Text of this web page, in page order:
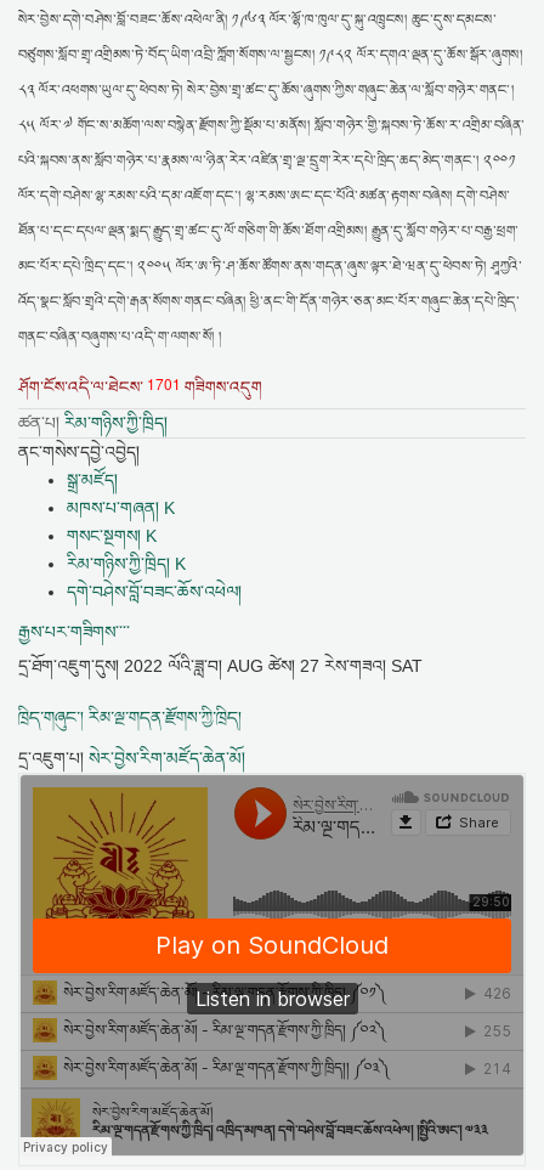
སེར་བྱེས་དགེ་བཤེས་བློ་བཟང་ཆོས་འཕེལ་ནི། ༡༩༦༣ ལོར་ལྷོ་ཁ་ཁུལ་དུ་སྐུ་འཁྲུངས། ཆུང་དུས་དམངས་
བཙུགས་སློབ་གྲྭ་འགྲིམས་ཏེ་བོད་ཡིག་འབྲི་ཀློག་སོགས་ལ་སྦྱངས། ༡༩༨༢ ལོར་དགའ་ལྡན་དུ་ཆོས་སྒོར་ཞུགས།
༨༣ ལོར་འཕགས་ཡུལ་དུ་ཕེབས་ཏེ། སེར་བྱེས་གྲྭ་ཚང་དུ་ཆོས་ཞུགས་ཀྱིས་གཞུང་ཆེན་ལ་སློབ་གཉེར་གནང་།
༨༥ ལོར་༧ གོང་ས་མཆོག་ལས་བསྙེན་རྫོགས་ཀྱི་སྡོམ་པ་མནོས། སློབ་གཉེར་གྱི་སྐབས་ཏེ་ཆོས་ར་འགྲིམ་བཞིན་
པའི་སྐབས་ནས་སློབ་གཉེར་པ་རྣམས་ལ་ཉིན་རེར་འཛིན་གྲྭ་ལྔ་དྲུག་རེར་དཔེ་ཁྲིད་ཆད་མེད་གནང་། ༢༠༠༡
ལོར་དགེ་བཤེས་ལྷ་རམས་པའི་དམ་འཇོག་དང་། ལྷ་རམས་ཨང་དང་པོའི་མཚན་རྟགས་བཞེས། དགེ་བཤེས་
ཐོན་པ་དང་དཔལ་ལྡན་སྨད་རྒྱུད་གྲྭ་ཚང་དུ་ལོ་གཅིག་གི་ཆོས་ཐོག་འགྲིམས། རྒྱུན་དུ་སློབ་གཉེར་པ་བརྒྱ་ཕྲག་
མང་པོར་དཔེ་ཁྲིད་དང་། ༢༠༠༥ ལོར་ཨ་ཏི་ཤ་ཆོས་ཚོགས་ནས་གདན་ཞུས་ལྟར་ཐེ་ཝན་དུ་ཕེབས་ཏེ། ཤཱཀྱའི་
འོད་སྣང་སློབ་གྲྭའི་དགེ་རྒན་སོགས་གནང་བཞིན། ཕྱི་ནང་གི་དོན་གཉེར་ཅན་མང་པོར་གཞུང་ཆེན་དཔེ་ཁྲིད་
གནང་བཞིན་བཞུགས་པ་འདི་ག་ལགས་སོ། །
ཤོག་ངོས་འདི་ལ་ཐེངས་ 1701 གཟིགས་འདུག
ཚན་པ། རིམ་གཉིས་ཀྱི་ཁྲིད།
ནང་གསེས་དབྱེ་འབྱེད།
སྒྲ་མཛོད།
མཁས་པ་གཞན། K
གསང་སྔགས། K
རིམ་གཉིས་ཀྱི་ཁྲིད། K
དགེ་བཤེས་བློ་བཟང་ཆོས་འཕེལ།
རྒྱས་པར་གཟིགས་་་་
དྲ་ཐོག་འཇུག་དུས། 2022 ལོའི་ཟླ་བ། AUG ཚེས། 27 རེས་གཟའ། SAT
ཁྲིད་གཞུང་། རིམ་ལྔ་གདན་རྫོགས་ཀྱི་ཁྲིད།
དྲ་འཇུག་པ། སེར་བྱེས་རིག་མཛོད་ཆེན་མོ།